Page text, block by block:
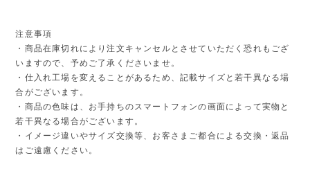
注意事項
・商品在庫切れにより注文キャンセルとさせていただく恐れもござ
いますので、予めご了承くださいませ。
・仕入れ工場を変えることがあるため、記載サイズと若干異なる場
合がございます。
・商品の色味は、お手持ちのスマートフォンの画面によって実物と
若干異なる場合がございます。
・イメージ違いやサイズ交換等、お客さまご都合による交換・返品
はご遠慮ください。